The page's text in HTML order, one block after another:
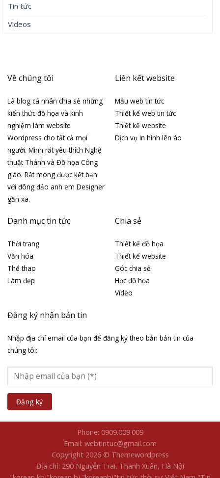
Tin tức
Videos
Về chúng tôi
Là blog cá nhân chia sẻ những
kiến thức đồ họa và kinh
nghiệm làm website
Wordpress cho tất cả mọi
người. Mình rất yêu thích Nghệ
thuật Thánh và Đồ họa Công
giáo. Rất mong được kết bạn
với đông đảo anh em Designer
gần xa.
Liên kết website
Mẫu web tin tức
Thiết kế web tin tức
Thiết kế website
Dịch vụ In hình lên áo
Danh mục tin tức
Thời trang
Văn hóa
Thể thao
Làm đẹp
Chia sẻ
Thiết kế đồ họa
Thiết kế website
Góc chia sẻ
Học đồ họa
Video
Đăng ký nhận bản tin
Nhập địa chỉ email của bạn để đăng ký theo bản bản tin của
chúng tôi:
Phone: 0909.009.009
Email: webtintuc@gmail.com
Copyright 2026 © Themewordpress
Địa chỉ: 290 Nguyễn Trãi, Thanh Xuân, Hà Nội